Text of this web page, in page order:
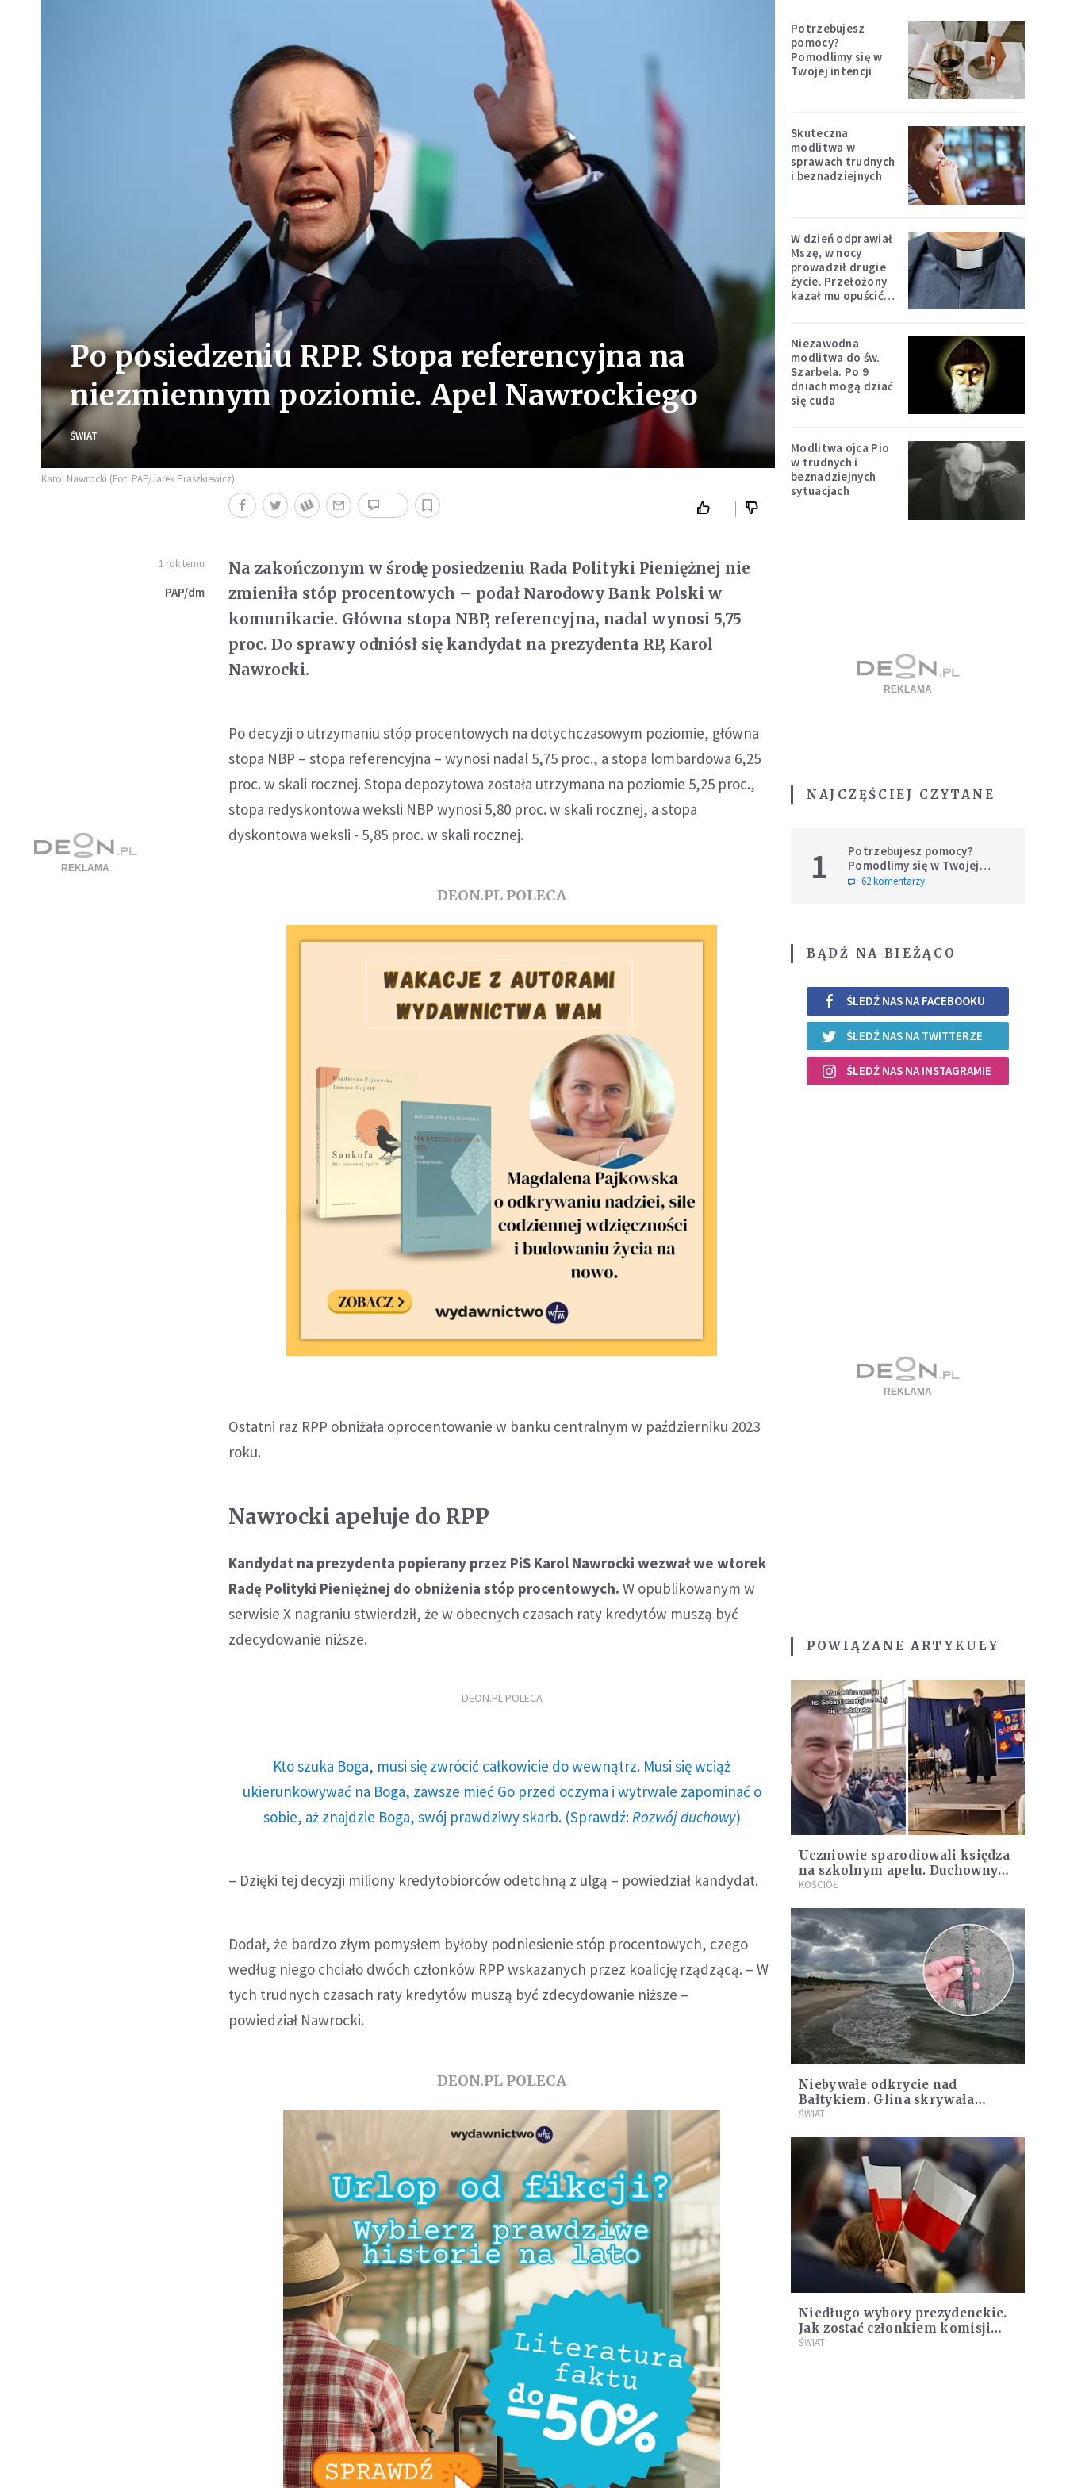
Po posiedzeniu RPP. Stopa referencyjna na
niezmiennym poziomie. Apel Nawrockiego
ŚWIAT
Karol Nawrocki (Fot. PAP/Jarek Praszkiewicz)
1 rok temu
PAP/dm
Na zakończonym w środę posiedzeniu Rada Polityki Pieniężnej nie
zmieniła stóp procentowych – podał Narodowy Bank Polski w
komunikacie. Główna stopa NBP, referencyjna, nadal wynosi 5,75
proc. Do sprawy odniósł się kandydat na prezydenta RP, Karol
Nawrocki.
Po decyzji o utrzymaniu stóp procentowych na dotychczasowym poziomie, główna
stopa NBP – stopa referencyjna – wynosi nadal 5,75 proc., a stopa lombardowa 6,25
proc. w skali rocznej. Stopa depozytowa została utrzymana na poziomie 5,25 proc.,
stopa redyskontowa weksli NBP wynosi 5,80 proc. w skali rocznej, a stopa
dyskontowa weksli - 5,85 proc. w skali rocznej.
DEON.PL POLECA
Ostatni raz RPP obniżała oprocentowanie w banku centralnym w październiku 2023
roku.
Nawrocki apeluje do RPP
Kandydat na prezydenta popierany przez PiS Karol Nawrocki wezwał we wtorek
Radę Polityki Pieniężnej do obniżenia stóp procentowych.W opublikowanym w
serwisie X nagraniu stwierdził, że w obecnych czasach raty kredytów muszą być
zdecydowanie niższe.
DEON.PL POLECA
Kto szuka Boga, musi się zwrócić całkowicie do wewnątrz. Musi się wciąż
ukierunkowywać na Boga, zawsze mieć Go przed oczyma i wytrwale zapominać o
sobie, aż znajdzie Boga, swój prawdziwy skarb. (Sprawdź: Rozwój duchowy)
– Dzięki tej decyzji miliony kredytobiorców odetchną z ulgą – powiedział kandydat.
Dodał, że bardzo złym pomysłem byłoby podniesienie stóp procentowych, czego
według niego chciało dwóch członków RPP wskazanych przez koalicję rządzącą. – W
tych trudnych czasach raty kredytów muszą być zdecydowanie niższe –
powiedział Nawrocki.
DEON.PL POLECA
Potrzebujesz
pomocy?
Pomodlimy się w
Twojej intencji
Skuteczna
modlitwa w
sprawach trudnych
i beznadziejnych
W dzień odprawiał
Mszę, w nocy
prowadził drugie
życie. Przełożony
kazał mu opuścić
Niezawodna
modlitwa do św.
Szarbela. Po 9
dniach mogą dziać
się cuda
Modlitwa ojca Pio
w trudnych i
beznadziejnych
sytuacjach
NAJCZĘŚCIEJ CZYTANE
1
Potrzebujesz pomocy?
Pomodlimy się w Twojej
intencji
62 komentarzy
BĄDŹ NA BIEŻĄCO
ŚLEDŹ NAS NA FACEBOOKU
ŚLEDŹ NAS NA TWITTERZE
ŚLEDŹ NAS NA INSTAGRAMIE
POWIĄZANE ARTYKUŁY
Uczniowie sparodiowali księdza
na szkolnym apelu. Duchowny
zareagował z humorem
KOŚCIÓŁ
Niebywałe odkrycie nad
Bałtykiem. Glina skrywała
artefakt sprzed 3 tys. lat
ŚWIAT
Niedługo wybory prezydenckie.
Jak zostać członkiem komisji
wyborczej? Ile można zarobić?
ŚWIAT